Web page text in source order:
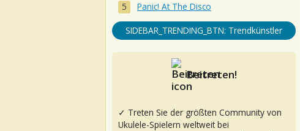
Panic! At The Disco
SIDEBAR_TRENDING_BTN: Trendkünstler
Beitreten!
✓ Treten Sie der größten Community von
Ukulele-Spielern weltweit bei